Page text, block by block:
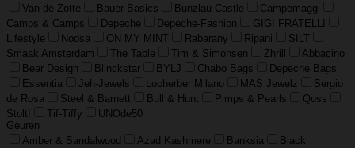
Van de Zotte
Bauer Basics Bunzlau Castle
Campomaggi
Camps & Camps
Depeche Depeche-Fashion
GIGI FRATELLI
Lifestyle
Noosa ON MY MINT Rabarany Ripani
SILT
Smaak Amsterdam
The Table Tim & Simonsen Zhrill
Abbacino
Bear Design
Blinckstar BYLJ Chabo Bags
Depeche Bags
Essentia
Jeh-Jewels Locherber Milano MAS Jewelz
Sergio
de Rosa
Steel & Barnett Bull & Hunt Pimps & Pearls
Qoss
Stolt!
Tif-Tiffy
UNOde50
Geuren
Amber & Sandalwood
Azad Kashmere Banksia
Black